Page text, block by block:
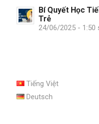
Bí Quyết Học
Trẻ
24/06/2025 - 1:50
Tiếng Việt
Deutsch